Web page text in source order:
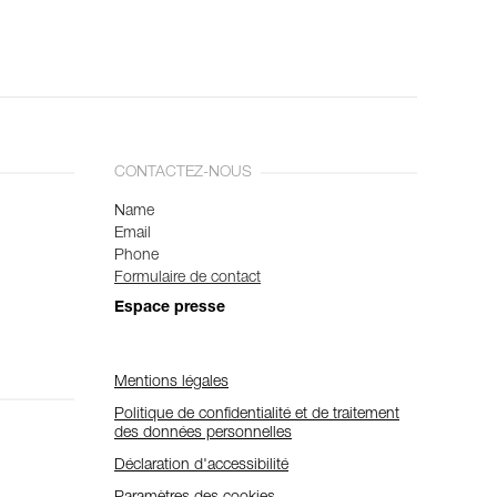
CONTACTEZ-NOUS
Name
Email
Phone
Formulaire de contact
Espace presse
Mentions légales
Politique de confidentialité et de traitement
des données personnelles
Déclaration d'accessibilité